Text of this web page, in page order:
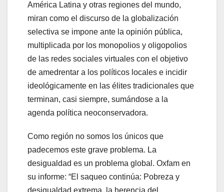
América Latina y otras regiones del mundo,
miran como el discurso de la globalización
selectiva se impone ante la opinión pública,
multiplicada por los monopolios y oligopolios
de las redes sociales virtuales con el objetivo
de amedrentar a los políticos locales e incidir
ideológicamente en las élites tradicionales que
terminan, casi siempre, sumándose a la
agenda política neoconservadora.
Como región no somos los únicos que
padecemos este grave problema. La
desigualdad es un problema global. Oxfam en
su informe: “El saqueo continúa: Pobreza y